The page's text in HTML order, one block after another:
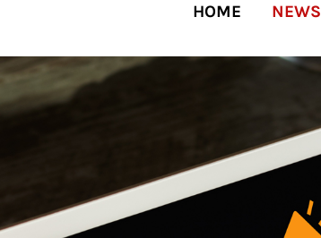
24h/
We offer support for our
customers
HOME NEWS